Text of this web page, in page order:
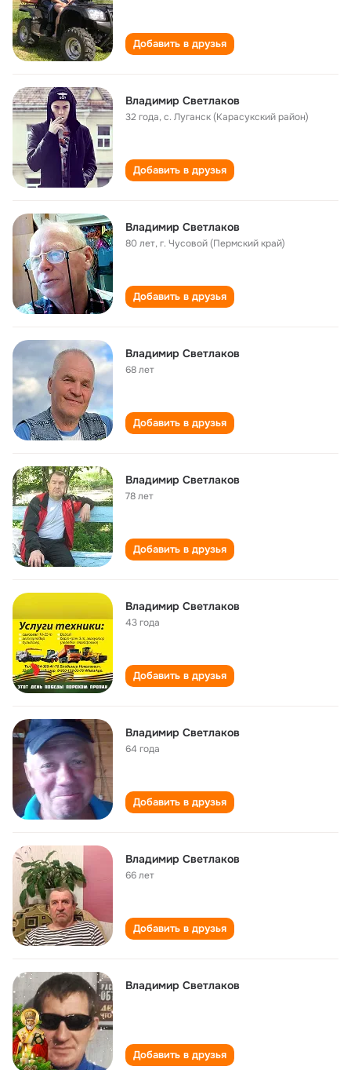
Добавить в друзья
Владимир Светлаков
32 года,с. Луганск (Карасукский район)
Добавить в друзья
Владимир Светлаков
80 лет,г. Чусовой (Пермский край)
Добавить в друзья
Владимир Светлаков
68 лет
Добавить в друзья
Владимир Светлаков
78 лет
Добавить в друзья
Владимир Светлаков
43 года
Добавить в друзья
Владимир Светлаков
64 года
Добавить в друзья
Владимир Светлаков
66 лет
Добавить в друзья
Владимир Светлаков
Добавить в друзья